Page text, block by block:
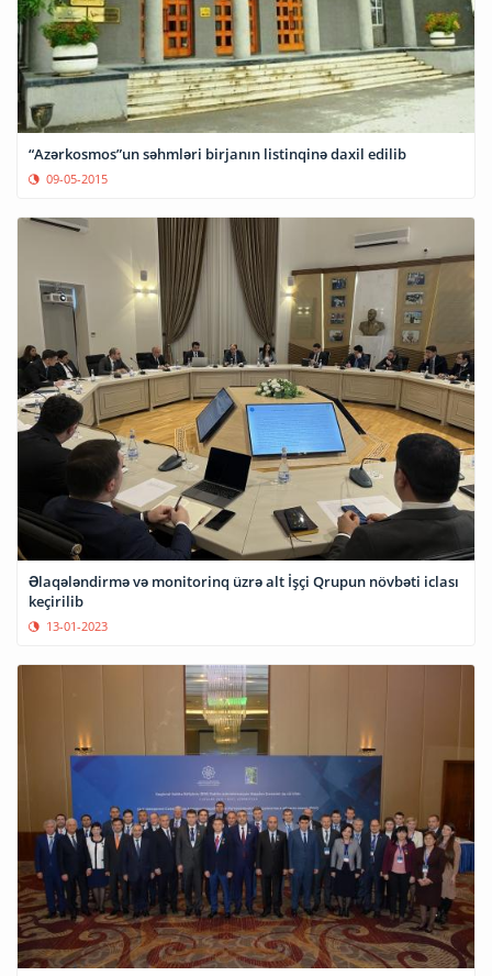
“Azərkosmos”un səhmləri birjanın listinqinə daxil edilib
09-05-2015
Əlaqələndirmə və monitorinq üzrə alt İşçi Qrupun növbəti iclası
keçirilib
13-01-2023